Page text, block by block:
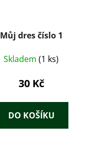
Můj dres číslo 1
Skladem (1 ks)
30 Kč
DO KOŠÍKU